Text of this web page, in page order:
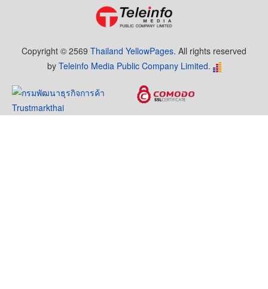
Copyright © 2569 Thailand YellowPages. All rights reserved
by Teleinfo Media Public Company Limited.